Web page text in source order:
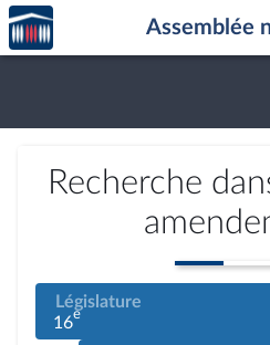
Aller au contenu
Aller en bas de la page
Accèder
à la
page
Assemblée
Recherche
Législature
16e